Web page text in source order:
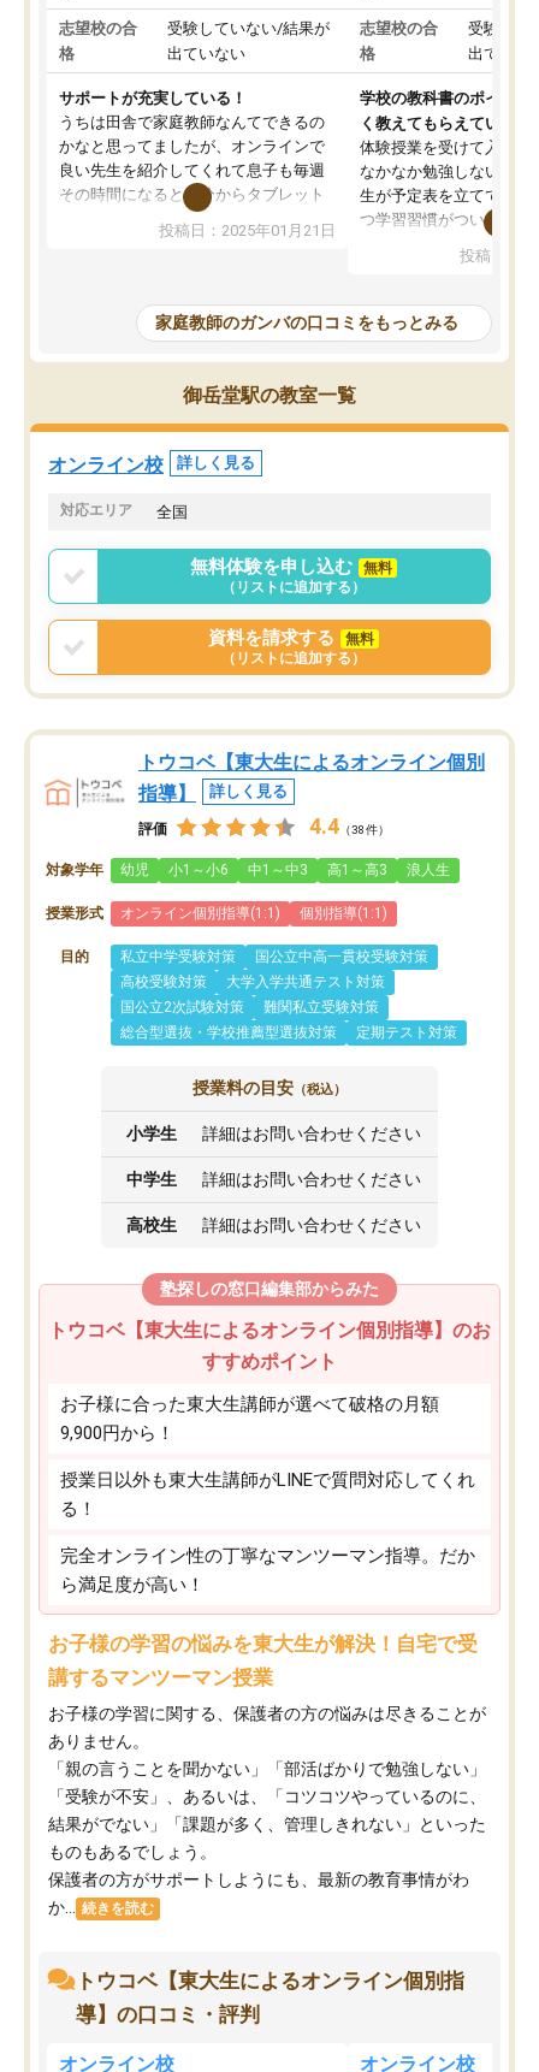
志望校の合
格
受験していない/結果が
出ていない
サポートが充実している！
うちは田舎で家庭教師なんてできるの
かなと思ってましたが、オンラインで
良い先生を紹介してくれて息子も毎週
その時間になると自分からタブレット
を開いてzoomを繋げるようになりまし
た！5科目なんでもOKなのもとても気
めて1年ほどだった今では平均点以上の
科目が増えてきました！あと1年受験ま
であるので無料の週末教室を使用しな
がら頑張って欲しいと思います！
投稿日：2025年01月21日
志望校の合
格
受験して
出ていな
学校の教科書のポイント
く教えてもらえている
体験授業を受けて入塾し
なかなか勉強しない息子
生が予定表を立ててくれ
つ学習習慣がついてきま
指導が無い日も予定表
問できるのでとても助か
投稿日：
家庭教師のガンバの口コミをもっとみる
御岳堂駅の教室一覧
オンライン校 詳しく見る
対応エリア 全国
無料体験を申し込む
無料
（リストに追加する）
資料を請求する
無料
（リストに追加する）
トウコベ【東大生によるオンライン個別
指導】
詳しく見る
評価 4.4 （38件）
対象学年 幼児 小1～小6 中1～中3 高1～高3 浪人生
授業形式 オンライン個別指導(1:1) 個別指導(1:1)
目的 私立中学受験対策
国公立中高一貫校受験対策
高校受験対策
大学入学共通テスト対策
国公立2次試験対策
難関私立受験対策
総合型選抜・学校推薦型選抜対策
定期テスト対策
授業料の目安 （税込）
小学生 詳細はお問い合わせください
中学生 詳細はお問い合わせください
高校生 詳細はお問い合わせください
塾探しの窓口編集部からみた
トウコベ【東大生によるオンライン個別指導】のお
すすめポイント
お子様に合った東大生講師が選べて破格の月額
9,900円から！
授業日以外も東大生講師がLINEで質問対応してくれ
る！
完全オンライン性の丁寧なマンツーマン指導。だか
ら満足度が高い！
お子様の学習の悩みを東大生が解決！自宅で受
講するマンツーマン授業
お子様の学習に関する、保護者の方の悩みは尽きることが
ありません。
「親の言うことを聞かない」「部活ばかりで勉強しない」
「受験が不安」、あるいは、「コツコツやっているのに、
結果がでない」「課題が多く、管理しきれない」といった
ものもあるでしょう。
保護者の方がサポートしようにも、最新の教育事情がわ
か...
続きを読む
トウコベ【東大生によるオンライン個別指
導】の口コミ・評判
オンライン校 オンライン校